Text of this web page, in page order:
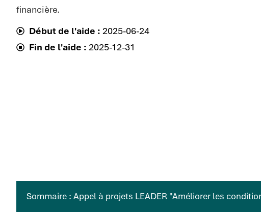
financière.
Début de l'aide : 2025-06-24
Fin de l'aide : 2025-12-31
Sommaire : Appel à projets LEADER "Améliorer les